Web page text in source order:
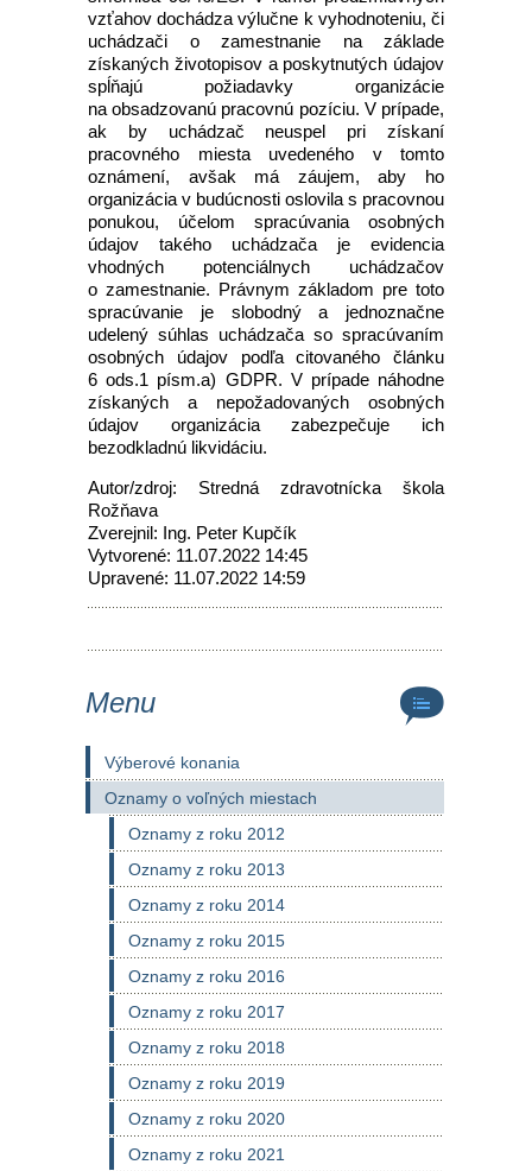
vzťahov dochádza výlučne k vyhodnoteniu, či
uchádzači o zamestnanie na základe
získaných životopisov a poskytnutých údajov
spĺňajú požiadavky organizácie
na obsadzovanú pracovnú pozíciu. V prípade,
ak by uchádzač neuspel pri získaní
pracovného miesta uvedeného v tomto
oznámení, avšak má záujem, aby ho
organizácia v budúcnosti oslovila s pracovnou
ponukou, účelom spracúvania osobných
údajov takého uchádzača je evidencia
vhodných potenciálnych uchádzačov
o zamestnanie. Právnym základom pre toto
spracúvanie je slobodný a jednoznačne
udelený súhlas uchádzača so spracúvaním
osobných údajov podľa citovaného článku
6 ods.1 písm.a) GDPR. V prípade náhodne
získaných a nepožadovaných osobných
údajov organizácia zabezpečuje ich
bezodkladnú likvidáciu.
Autor/zdroj: Stredná zdravotnícka škola
Rožňava
Zverejnil: Ing. Peter Kupčík
Vytvorené: 11.07.2022 14:45
Upravené: 11.07.2022 14:59
Menu
Výberové konania
Oznamy o voľných miestach
Oznamy z roku 2012
Oznamy z roku 2013
Oznamy z roku 2014
Oznamy z roku 2015
Oznamy z roku 2016
Oznamy z roku 2017
Oznamy z roku 2018
Oznamy z roku 2019
Oznamy z roku 2020
Oznamy z roku 2021